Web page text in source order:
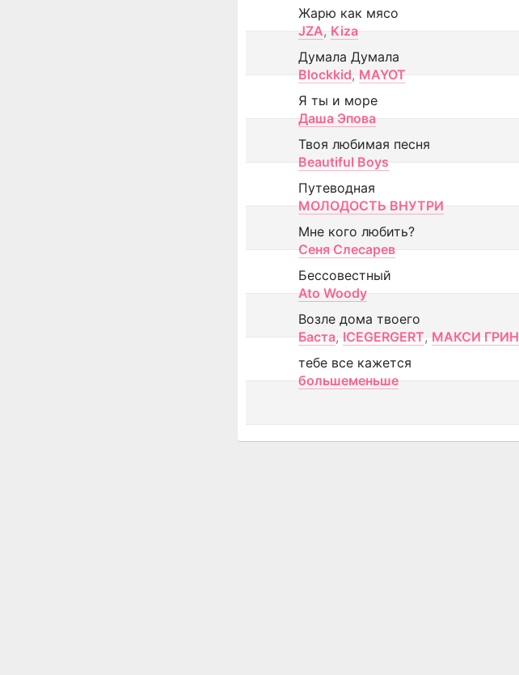
Жарю как мясо
JZA, Kiza
Думала Думала
Blockkid, MAYOT
Я ты и море
Даша Эпова
Твоя любимая песня
Beautiful Boys
Путеводная
МОЛОДОСТЬ ВНУТРИ
Мне кого любить?
Сеня Слесарев
Бессовестный
Ato Woody
Возле дома твоего
Баста, ICEGERGERT, МАКСИ ГРИН
тебе все кажется
большеменьше